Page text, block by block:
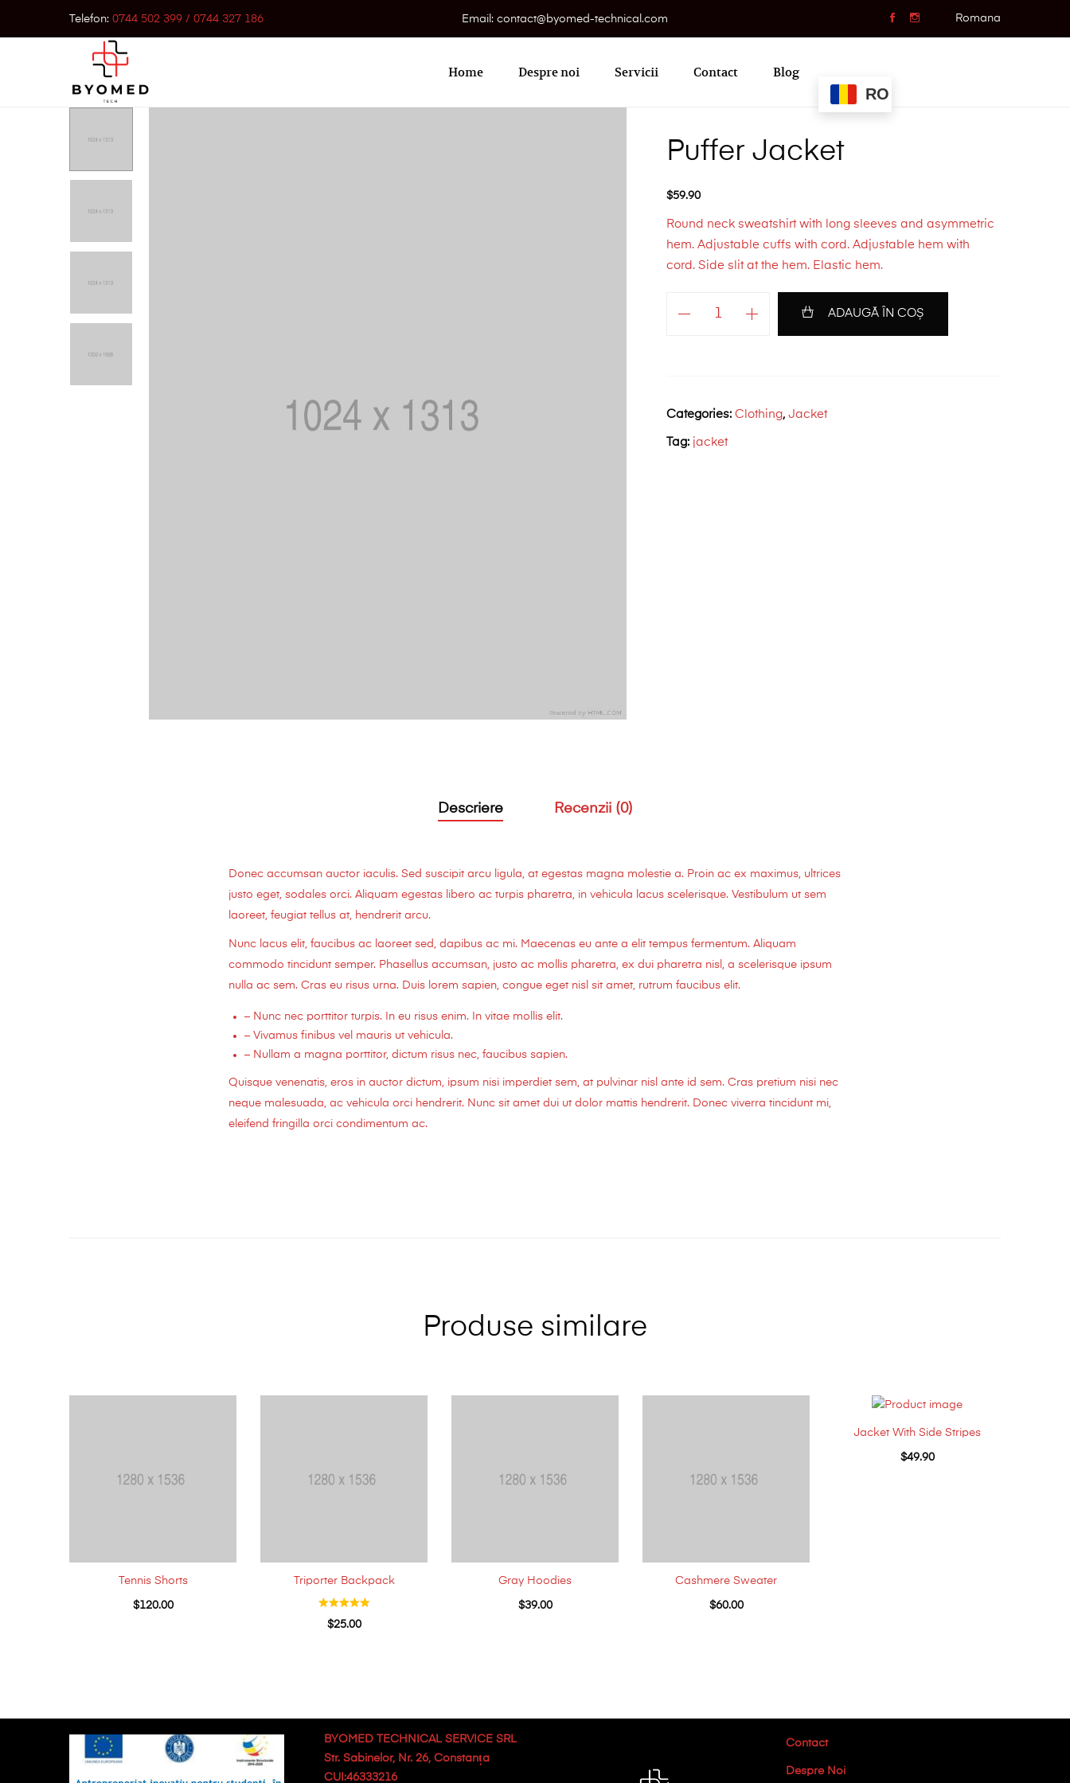
Telefon: 0744 502 399 / 0744 327 186 Email: contact@byomed-technical.com Romana
MenuHome Despre noi Servicii Contact Blog
RO
Puffer Jacket
$59.90
Round neck sweatshirt with long sleeves and asymmetric
hem. Adjustable cuffs with cord. Adjustable hem with
cord. Side slit at the hem. Elastic hem.
ADAUGĂ ÎN COȘ
Categories: Clothing, Jacket
Tag: jacket
Descriere Recenzii (0)
Donec accumsan auctor iaculis. Sed suscipit arcu ligula, at egestas magna molestie a. Proin ac ex maximus, ultrices
justo eget, sodales orci. Aliquam egestas libero ac turpis pharetra, in vehicula lacus scelerisque. Vestibulum ut sem
laoreet, feugiat tellus at, hendrerit arcu.
Nunc lacus elit, faucibus ac laoreet sed, dapibus ac mi. Maecenas eu ante a elit tempus fermentum. Aliquam
commodo tincidunt semper. Phasellus accumsan, justo ac mollis pharetra, ex dui pharetra nisl, a scelerisque ipsum
nulla ac sem. Cras eu risus urna. Duis lorem sapien, congue eget nisl sit amet, rutrum faucibus elit.
– Nunc nec porttitor turpis. In eu risus enim. In vitae mollis elit.
– Vivamus finibus vel mauris ut vehicula.
– Nullam a magna porttitor, dictum risus nec, faucibus sapien.
Quisque venenatis, eros in auctor dictum, ipsum nisi imperdiet sem, at pulvinar nisl ante id sem. Cras pretium nisi nec
neque malesuada, ac vehicula orci hendrerit. Nunc sit amet dui ut dolor mattis hendrerit. Donec viverra tincidunt mi,
eleifend fringilla orci condimentum ac.
Produse similare
Tennis Shorts
$120.00
Triporter Backpack
$25.00
Gray Hoodies
$39.00
Cashmere Sweater
$60.00
Jacket With Side Stripes
$49.90
BYOMED TECHNICAL SERVICE SRL
Str. Sabinelor, Nr. 26, Constanța
CUI:46333216
Contact
Despre Noi